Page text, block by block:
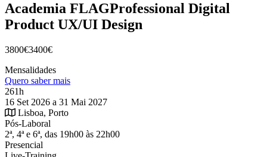
Academia FLAGProfessional Digital
Product UX/UI Design
3800€3400€
Mensalidades
Quero saber mais
261h
16 Set 2026 a 31 Mai 2027
Lisboa, Porto
Pós-Laboral
2ª, 4ª e 6ª, das 19h00 às 22h00
Presencial